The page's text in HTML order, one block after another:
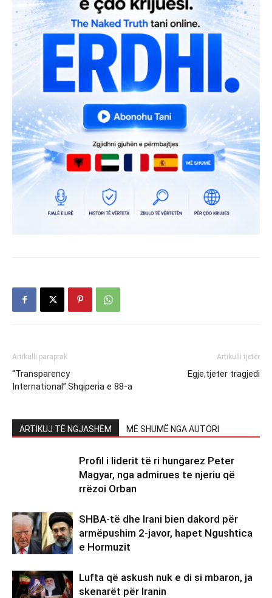
Artikulli paraprak
“Transparency
International”:Shqiperia e 88-a
Artikulli tjetër
Egje,tjeter tragjedi
ARTIKUJ TË NGJASHËM MË SHUMË NGA AUTORI
Profil i liderit të ri hungarez Peter
Magyar, nga admirues te njeriu që
rrëzoi Orban
SHBA-të dhe Irani bien dakord për
armëpushim 2-javor, hapet Ngushtica
e Hormuzit
Lufta që askush nuk e di si mbaron, ja
skenarët për Iranin